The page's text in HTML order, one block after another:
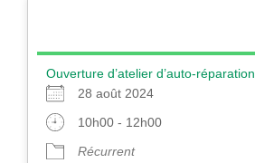
Ouverture d’atelier d’auto-réparation.
28 août 2024
10h00 - 12h00
Récurrent